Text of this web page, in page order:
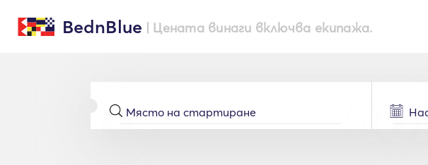
BednBlue | Цената винаги включва екипажа.